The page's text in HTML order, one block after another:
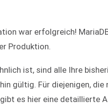
war erfolgreich!
Produktion.
ist, sind alle Ihre
gültig. Für diejenigen, die
gibt es hier eine detaillierte